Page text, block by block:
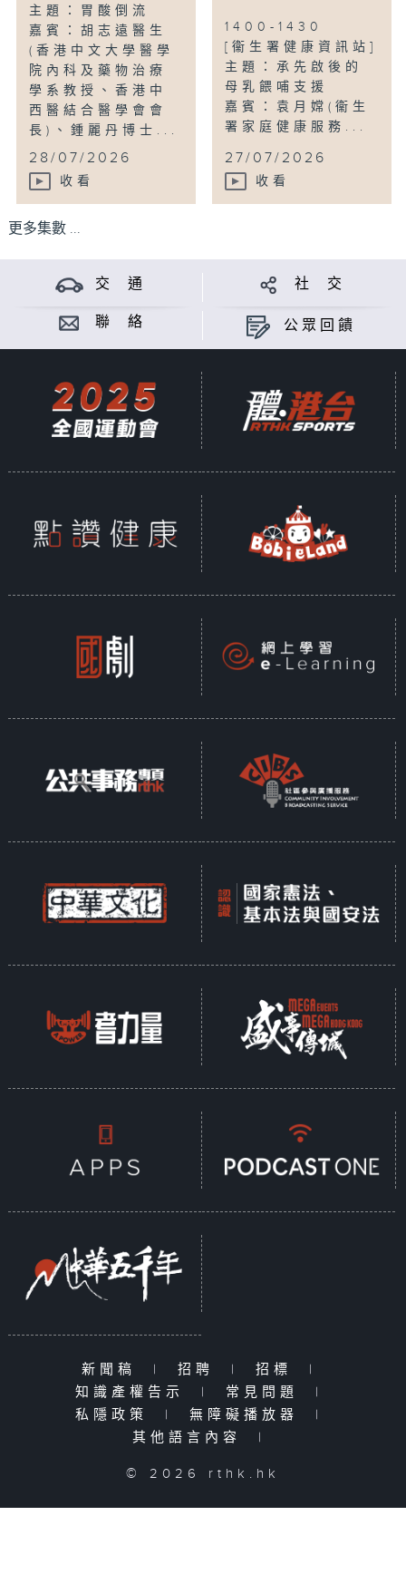
主題：胃酸倒流
嘉賓：胡志遠醫生
(香港中文大學醫學
院內科及藥物治療
學系教授、香港中
西醫結合醫學會會
長)、鍾麗丹博士...
28/07/2026
收看
1400-1430
[衞生署健康資訊站]
主題：承先啟後的
母乳餵哺支援
嘉賓：袁月嫦(衞生
署家庭健康服務...
27/07/2026
收看
更多集數 ...
交 通 社 交
聯 絡 公眾回饋
新聞稿 | 招聘 | 招標
|
知識產權告示
| 常見問題
|
私隱政策
| 無障礙播放器
|
其他語言內容
|
© 2026 rthk.hk